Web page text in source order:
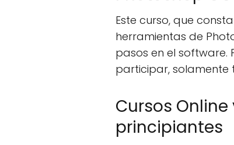
Este curso, que
herramientas de
pasos en el software.
participar, solamente
Cursos
principiantes